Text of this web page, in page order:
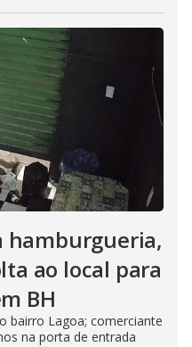
hamburgueria,
ao local para
BH
bairro Lagoa; comerciante
na porta de entrada